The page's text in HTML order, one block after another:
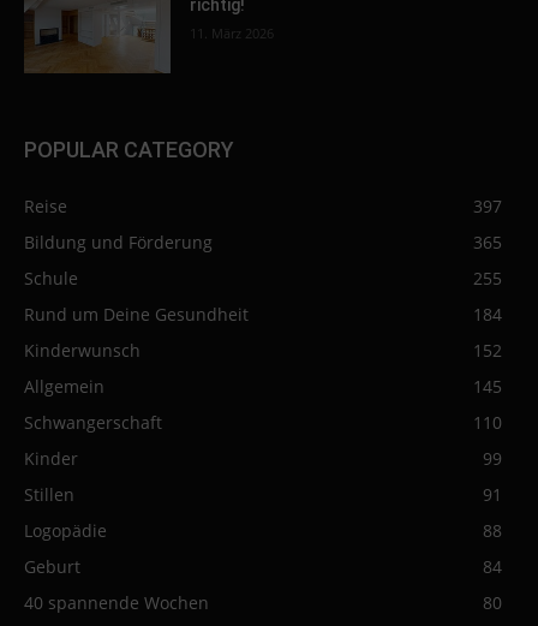
richtig!
11. März 2026
POPULAR CATEGORY
Reise
397
Bildung und Förderung
365
Schule
255
Rund um Deine Gesundheit
184
Kinderwunsch
152
Allgemein
145
Schwangerschaft
110
Kinder
99
Stillen
91
Logopädie
88
Geburt
84
40 spannende Wochen
80